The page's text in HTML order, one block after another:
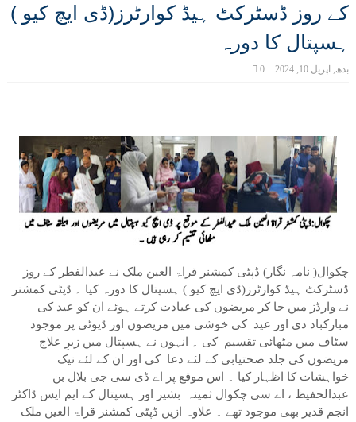
کے روز ڈسٹرکٹ ہیڈ کوارٹرز(ڈی ایچ کیو )
ہسپتال کا دورہ
بدھ, اپریل 10, 2024 0
چکوال( نامہ نگار) ڈپٹی کمشنر قراۃ العین ملک نے عیدالفطر کے روز
ڈسٹرکٹ ہیڈ کوارٹرز(ڈی ایچ کیو ) ہسپتال کا دورہ کیا ۔ ڈپٹی کمشنر
نے وارڈز میں جا کر مریضوں کی عیادت کرتے ہوئے ان کو عید کی
مبارکباد دی اور عید کی خوشی میں مریضوں اور ڈیوٹی پر موجود
سٹاف میں مٹھائی تقسیم کی ۔ انہوں نے ہسپتال میں زیرِ علاج
مریضوں کی جلد صحتیابی کے لئے دعا کی اور ان کے لئے نیک
خواہشات کا اظہار کیا ۔ اس موقع پر اے ڈی سی جی بلال بن
عبدالحفیظ ، اے سی چکوال ثمینہ بشیر اور ہسپتال کے ایم ایس ڈاکٹر
انجم قدیر بھی موجود تھے ۔ علاوہ ازیں ڈپٹی کمشنر قراۃ العین ملک